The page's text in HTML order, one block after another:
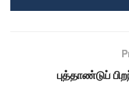
புத்தாண்டுப்